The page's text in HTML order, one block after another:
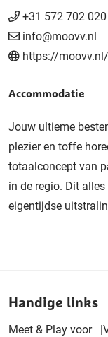
+31 572 702 020
info@moovv.nl
https://moovv.nl/
Accommodatie
Jouw ultieme
plezier en toffe
totaalconcept van
in de regio. Dit
eigentijdse
Handige links
Meet & Play voor
|